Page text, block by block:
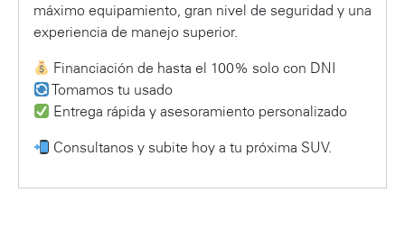
máximo equipamiento, gran nivel de seguridad y una
experiencia de manejo superior.
Financiación de hasta el 100% solo con DNI
Tomamos tu usado
Entrega rápida y asesoramiento personalizado
Consultanos y subite hoy a tu próxima SUV.